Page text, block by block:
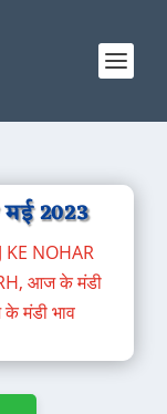
2023
KE NOHAR
, आज के मंडी
मंडी भाव